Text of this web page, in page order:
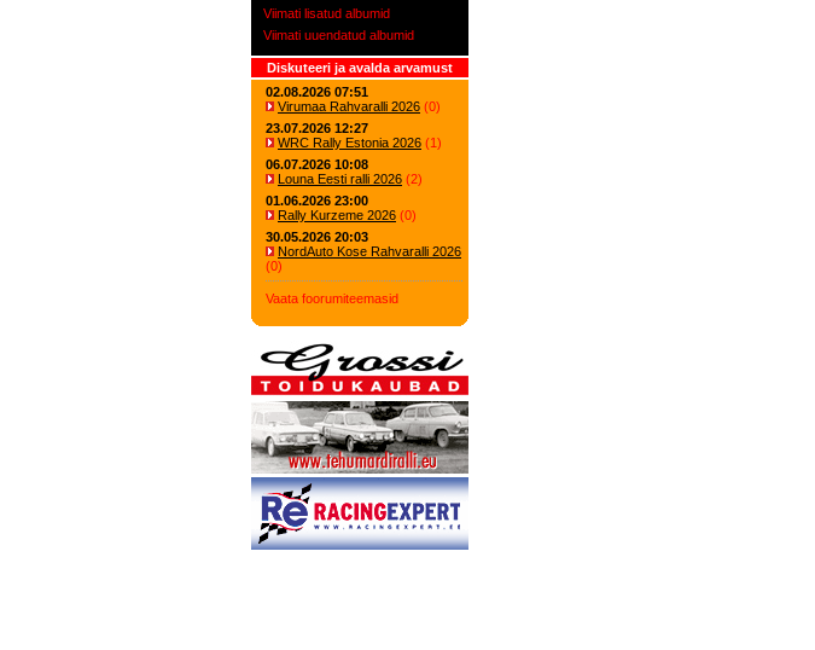
Viimati lisatud albumid
Viimati uuendatud albumid
Diskuteeri ja avalda arvamust
02.08.2026 07:51
Virumaa Rahvaralli 2026 (0)
23.07.2026 12:27
WRC Rally Estonia 2026 (1)
06.07.2026 10:08
Louna Eesti ralli 2026 (2)
01.06.2026 23:00
Rally Kurzeme 2026 (0)
30.05.2026 20:03
NordAuto Kose Rahvaralli 2026
(0)
Vaata foorumiteemasid